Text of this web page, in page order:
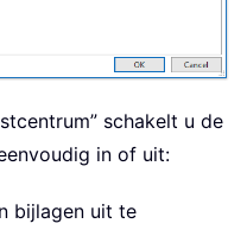
schakelt u de
in of uit:
bijlagen uit te